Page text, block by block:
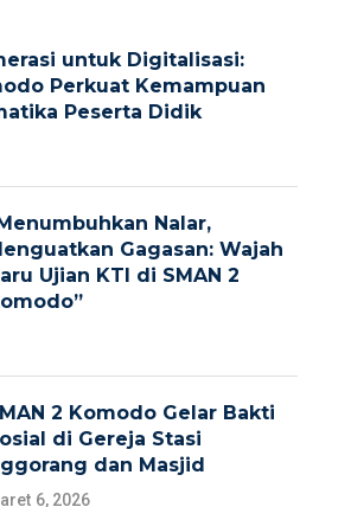
untuk Digitalisasi:
Perkuat Kemampuan
Peserta Didik
Nalar,
Gagasan: Wajah
Ujian KTI di SMAN 2
2 Komodo Gelar Bakti
di Gereja Stasi
dan Masjid
6, 2026